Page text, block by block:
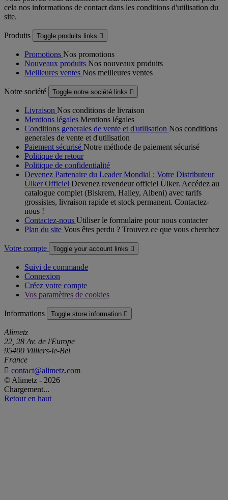
cela nos informations de contact dans les conditions d'utilisation du
site.
Produits Toggle produits links 
Promotions Nos promotions
Nouveaux produits Nos nouveaux produits
Meilleures ventes Nos meilleures ventes
Notre société Toggle notre société links 
Livraison Nos conditions de livraison
Mentions légales Mentions légales
Conditions generales de vente et d'utilisation Nos conditions
generales de vente et d'utilisation
Paiement sécurisé Notre méthode de paiement sécurisé
Politique de retour
Politique de confidentialité
Devenez Partenaire du Leader Mondial : Votre Distributeur
Ülker Officiel Devenez revendeur officiel Ülker. Accédez au
catalogue complet (Biskrem, Halley, Albeni) avec tarifs
grossistes, livraison rapide et stock permanent. Contactez-
nous !
Contactez-nous Utiliser le formulaire pour nous contacter
Plan du site Vous êtes perdu ? Trouvez ce que vous cherchez
Votre compte Toggle your account links 
Suivi de commande
Connexion
Créez votre compte
Vos paramètres de cookies
Informations Toggle store information 
Alimetz
22, 28 Av. de l'Europe
95400 Villiers-le-Bel
France
 contact@alimetz.com
© Alimetz - 2026
Chargement...
Retour en haut